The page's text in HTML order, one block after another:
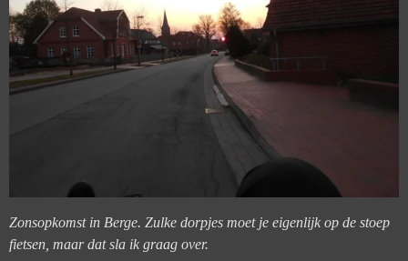
Zonsopkomst in Berge. Zulke dorpjes moet je eigenlijk op de stoep
fietsen, maar dat sla ik graag over.